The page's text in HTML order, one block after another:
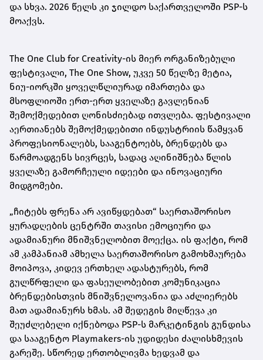
და სხვა. 2026 წელს კი ჯილდო საქართველოში PSP-ს
მოაქვს.
The One Club for Creativity-ის მიერ ორგანიზებული
ფესტივალი, The One Show, უკვე 50 წელზე მეტია,
ნიუ-იორკში ყოველწლიურად იმართება და
მსოფლიოში ერთ-ერთ ყველაზე გავლენიან
შემოქმედებით ღონისძიებად ითვლება. ფესტივალი
აერთიანებს შემოქმედებითი ინდუსტრიის წამყვან
პროფესიონალებს, სააგენტოებს, ბრენდებს და
წარმოადგენს სივრცეს, სადაც აღინიშნება წლის
ყველაზე გამორჩეული იდეები და ინოვაციური
მიდგომები.
„ჩიტებს ფრენა არ ავიწყდებათ“ საერთაშორისო
ყურადღების ცენტრში თავისი ემოციური და
ადამიანური მნიშვნელობით მოექცა. ის ფაქტი, რომ
ამ კამპანიამ ამხელა საერთაშორისო გამოხმაურება
მოიპოვა, კიდევ ერთხელ ადასტურებს, რომ
გულწრფელი და ფასეულობებით კომუნიკაცია
ბრენდებისთვის მნიშვნელოვანია და აძლიერებს
მათ ადამიანურს ხმას. ამ შედეგის მიღწევა კი
შეუძლებელი იქნებოდა PSP-ს მარკეტინგის გუნდისა
და სააგენტო Playmakers-ის უდიდესი ძალისხმევის
გარეშე. სწორედ ერთობლივმა ხედვამ და